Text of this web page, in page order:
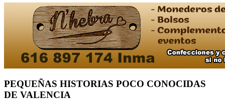
PEQUEÑAS HISTORIAS POCO CONOCIDAS
DE VALENCIA